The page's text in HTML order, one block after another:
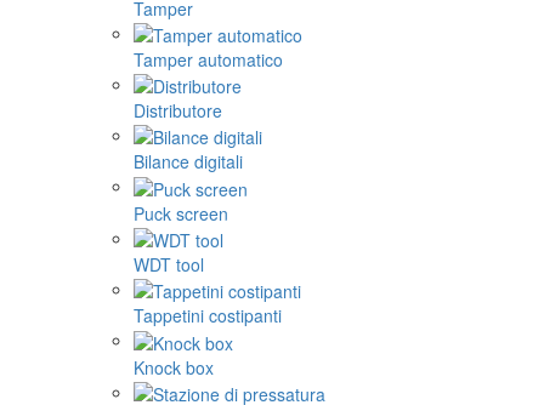
Tamper
Tamper automatico
Distributore
Bilance digitali
Puck screen
WDT tool
Tappetini costipanti
Knock box